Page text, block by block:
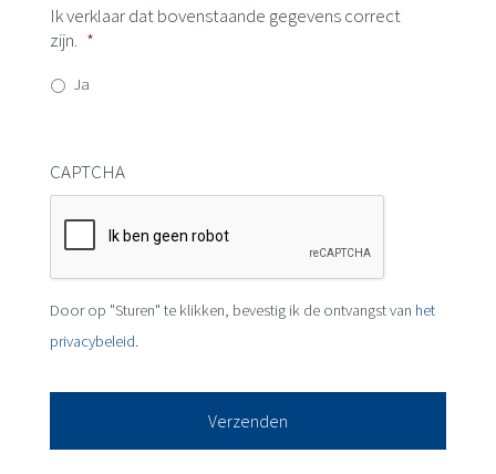
Ik verklaar dat bovenstaande gegevens correct
zijn. *
Ja
CAPTCHA
Door op "Sturen" te klikken, bevestig ik de ontvangst van het
privacybeleid.